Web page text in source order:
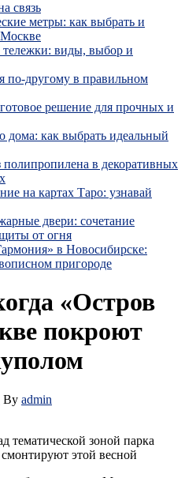
связь
метры: как выбрать и
тележки: виды, выбор и
в правильном
решение для прочных и
дома: как выбрать идеальный
в декоративных
на картах Таро: узнавай
двери: сочетание
от огня
в Новосибирске:
пригороде
«Остров
покроют
By admin
тематической зоной парка
этой весной